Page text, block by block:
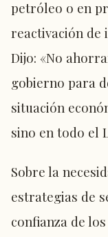
petróleo o en
reactivación de
Dijo: «No
gobierno para
situación
sino en todo el
Sobre la
estrategias de
confianza de